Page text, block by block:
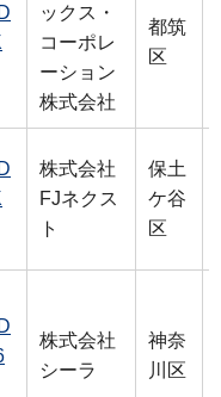
ックス・
コーポレ
ーション
株式会社
都筑
区
株式会社
FJネクス
ト
保土
ケ谷
区
株式会社
シーラ
神奈
川区